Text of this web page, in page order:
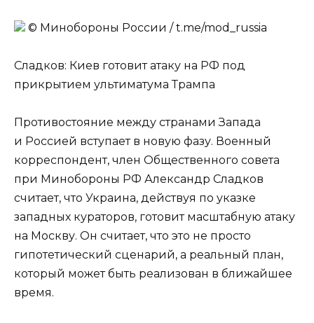
© Минобороны России / t.me/mod_russia
Сладков: Киев готовит атаку на РФ под
прикрытием ультиматума Трампа
Противостояние между странами Запада
и Россией вступает в новую фазу. Военный
корреспондент, член Общественного совета
при Минобороны РФ Александр Сладков
считает, что Украина, действуя по указке
западных кураторов, готовит масштабную атаку
на Москву. Он считает, что это не просто
гипотетический сценарий, а реальный план,
который может быть реализован в ближайшее
время.